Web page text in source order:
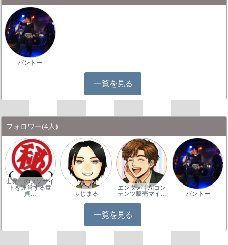
バントー
一覧を見る
フォロワー(4人)
世界一のクソサイ
トを運営する童
貞…
ふじまる
エンタメ｜AIコン
テンツ販売マイ…
バントー
一覧を見る